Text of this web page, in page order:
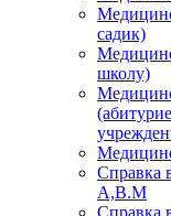
садик)
школу)
Справка
А,В.М
Справка